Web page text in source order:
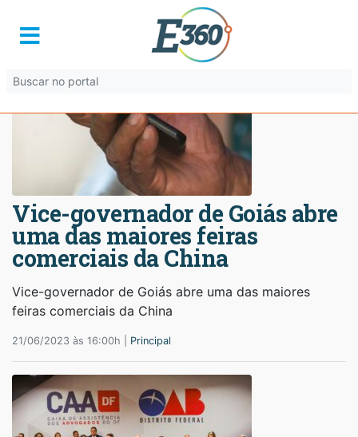
Vice-governador de Goiás abre
uma das maiores feiras
comerciais da China
Vice-governador de Goiás abre uma das maiores
feiras comerciais da China
21/06/2023 às 16:00h | Principal